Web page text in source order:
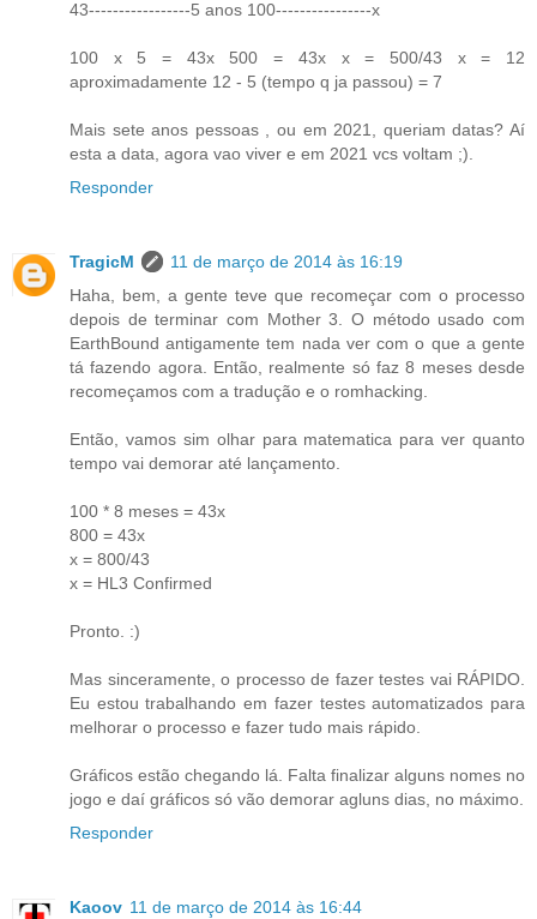
43-----------------5 anos 100----------------x
100 x 5 = 43x 500 = 43x x = 500/43 x = 12
aproximadamente 12 - 5 (tempo q ja passou) = 7
Mais sete anos pessoas , ou em 2021, queriam datas? Aí
esta a data, agora vao viver e em 2021 vcs voltam ;).
Responder
TragicM
11 de março de 2014 às 16:19
Haha, bem, a gente teve que recomeçar com o processo
depois de terminar com Mother 3. O método usado com
EarthBound antigamente tem nada ver com o que a gente
tá fazendo agora. Então, realmente só faz 8 meses desde
recomeçamos com a tradução e o romhacking.
Então, vamos sim olhar para matematica para ver quanto
tempo vai demorar até lançamento.
100 * 8 meses = 43x
800 = 43x
x = 800/43
x = HL3 Confirmed
Pronto. :)
Mas sinceramente, o processo de fazer testes vai RÁPIDO.
Eu estou trabalhando em fazer testes automatizados para
melhorar o processo e fazer tudo mais rápido.
Gráficos estão chegando lá. Falta finalizar alguns nomes no
jogo e daí gráficos só vão demorar agluns dias, no máximo.
Responder
Kaoov 11 de março de 2014 às 16:44